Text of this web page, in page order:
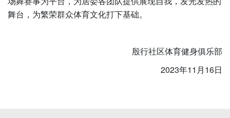
舞台，为繁荣群众体育文化打下基础。
殷行社区体育健身俱乐部
2023年11月16日